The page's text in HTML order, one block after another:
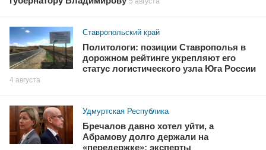
Ставропольский край
Политологи: позиции Ставрополья в
дорожном рейтинге укрепляют его
статус логистического узла Юга России
4 августа
Удмуртская Республика
Бречалов давно хотел уйти, а
Абрамову долго держали на
«передержке»: эксперты